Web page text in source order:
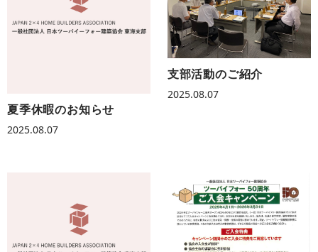
夏季休暇のお知らせ
2025.08.07
支部活動のご紹介
2025.08.07